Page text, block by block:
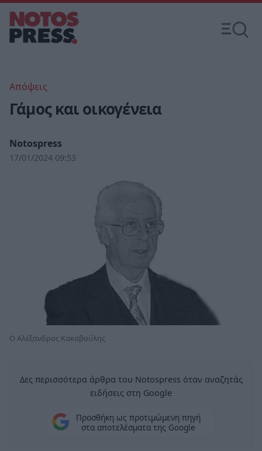
Απόψεις
Γάμος και οικογένεια
Notospress
17/01/2024 09:53
Ο Αλέξανδρος Κακαβούλης
Δες περισσότερα άρθρα του Notospress όταν αναζητάς
ειδήσεις στη Google
Προσθήκη ως προτιμώμενη πηγή
στα αποτελέσματα της Google